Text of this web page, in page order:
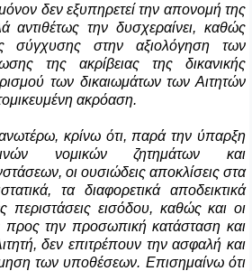
δεν εξυπηρετεί την απονομή της
αντιθέτως την δυσχεραίνει, καθώς
σύγχυσης στην αξιολόγηση των
της ακρίβειας της δικανικής
των δικαιωμάτων των Αιτητών
ακρόαση.
κρίνω ότι, παρά την ύπαρξη
νομικών ζητημάτων και
οι ουσιώδεις αποκλίσεις στα
τα διαφορετικά αποδεικτικά
περιστάσεις εισόδου, καθώς και οι
προς την προσωπική κατάσταση και
δεν επιτρέπουν την ασφαλή και
των υποθέσεων. Επισημαίνω ότι